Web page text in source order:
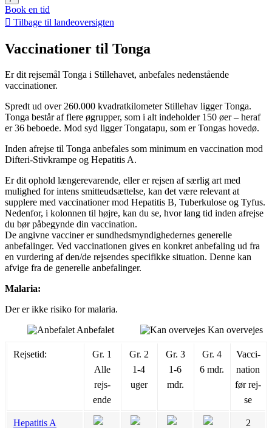
Book en tid
Tilbage til landeoversigten
Vaccinationer til Tonga
Er dit rejsemål Tonga i Stillehavet, anbefales nedenstående
vaccinationer.
Spredt ud over 260.000 kvadratkilometer Stillehav ligger Tonga.
Tonga består af flere øgrupper, som i alt indeholder 150 øer – heraf
er 36 beboede. Mod syd ligger Tongatapu, som er Tongas hovedø.
Inden afrejse til Tonga anbefales som minimum en vaccination mod
Difteri-Stivkrampe og Hepatitis A.
Er dit ophold længerevarende, eller er rejsen af særlig art med
mulighed for intens smitteudsættelse, kan det være relevant at
supplere med vaccinationer mod Hepatitis B, Tuberkulose og Tyfus.
Nedenfor, i kolonnen til højre, kan du se, hvor lang tid inden afrejse
du bør påbegynde din vaccination.
De angivne vacciner er sundhedsmyndighedernes generelle
anbefalinger. Ved vaccinationen gives en konkret anbefaling ud fra
en vurdering af den/de rejsendes specifikke situation. Denne kan
afvige fra de generelle anbefalinger.
Malaria:
Der er ikke risiko for malaria.
Anbefalet
Kan overvejes
Rejsetid:
Gr. 1
Alle
rejs­
ende
Gr. 2
1-4
uger
Gr. 3
1-6
mdr.
Gr. 4
6 mdr.
Vac­ci­
na­tion
før rej­
se
Hepatitis A 2